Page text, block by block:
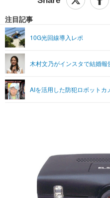
ショッピング
エンタメTOP
グラビア
ショッピング
ライフTOP
リリース一覧
プッシュ通知の停止方法
注目記事
10G光回線導入レポ
木村文乃がインスタで結婚報
AIを活用した防犯ロボット